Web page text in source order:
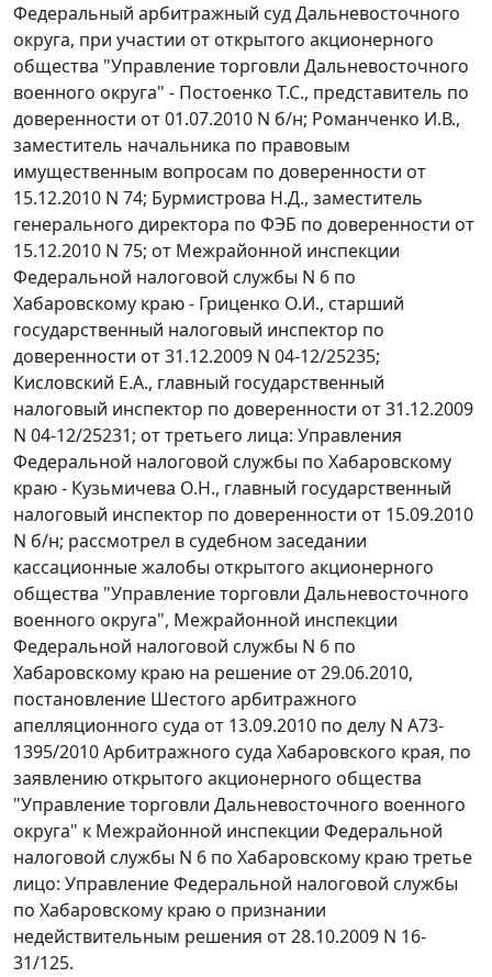
Федеральный арбитражный суд Дальневосточного
округа, при участии от открытого акционерного
общества "Управление торговли Дальневосточного
военного округа" - Постоенко Т.С., представитель по
доверенности от 01.07.2010 N б/н; Романченко И.В.,
заместитель начальника по правовым
имущественным вопросам по доверенности от
15.12.2010 N 74; Бурмистрова Н.Д., заместитель
генерального директора по ФЭБ по доверенности от
15.12.2010 N 75; от Межрайонной инспекции
Федеральной налоговой службы N 6 по
Хабаровскому краю - Гриценко О.И., старший
государственный налоговый инспектор по
доверенности от 31.12.2009 N 04-12/25235;
Кисловский Е.А., главный государственный
налоговый инспектор по доверенности от 31.12.2009
N 04-12/25231; от третьего лица: Управления
Федеральной налоговой службы по Хабаровскому
краю - Кузьмичева О.Н., главный государственный
налоговый инспектор по доверенности от 15.09.2010
N б/н; рассмотрел в судебном заседании
кассационные жалобы открытого акционерного
общества "Управление торговли Дальневосточного
военного округа", Межрайонной инспекции
Федеральной налоговой службы N 6 по
Хабаровскому краю на решение от 29.06.2010,
постановление Шестого арбитражного
апелляционного суда от 13.09.2010 по делу N А73-
1395/2010 Арбитражного суда Хабаровского края, по
заявлению открытого акционерного общества
"Управление торговли Дальневосточного военного
округа" к Межрайонной инспекции Федеральной
налоговой службы N 6 по Хабаровскому краю третье
лицо: Управление Федеральной налоговой службы
по Хабаровскому краю о признании
недействительным решения от 28.10.2009 N 16-
31/125.